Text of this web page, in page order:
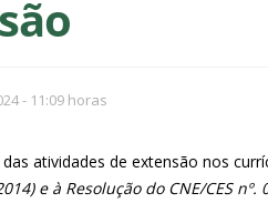
- 11:09 horas
atividades de extensão nos
e à Resolução do CNE/CES nº.